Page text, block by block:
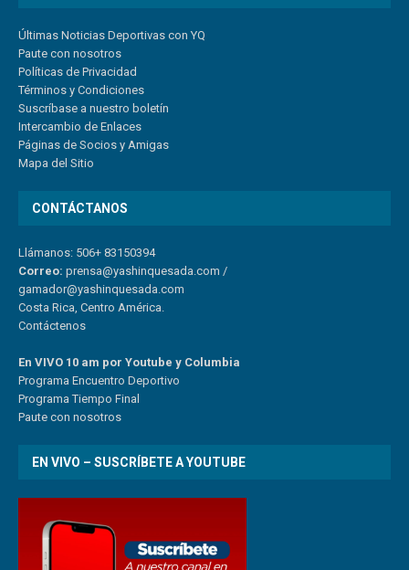
Últimas Noticias Deportivas con YQ
Paute con nosotros
Políticas de Privacidad
Términos y Condiciones
Suscríbase a nuestro boletín
Intercambio de Enlaces
Páginas de Socios y Amigas
Mapa del Sitio
CONTÁCTANOS
Llámanos: 506+ 83150394
Correo: prensa@yashinquesada.com /
gamador@yashinquesada.com
Costa Rica, Centro América.
Contáctenos
En VIVO 10 am por Youtube y Columbia
Programa Encuentro Deportivo
Programa Tiempo Final
Paute con nosotros
EN VIVO – SUSCRÍBETE A YOUTUBE